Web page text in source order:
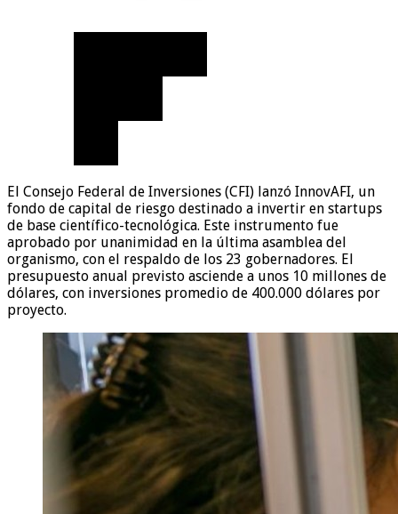
El Consejo Federal de Inversiones (CFI) lanzó InnovAFI, un
fondo de capital de riesgo destinado a invertir en startups
de base científico-tecnológica. Este instrumento fue
aprobado por unanimidad en la última asamblea del
organismo, con el respaldo de los 23 gobernadores. El
presupuesto anual previsto asciende a unos 10 millones de
dólares, con inversiones promedio de 400.000 dólares por
proyecto.